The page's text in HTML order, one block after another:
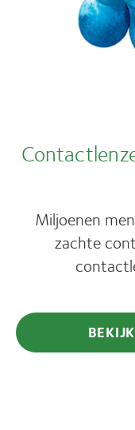
Miljoenen
zachte